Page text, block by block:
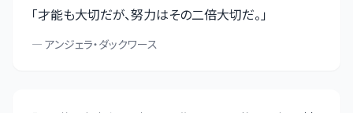
「才能も大切だが、努力はその二倍大切だ。」
— アンジェラ・ダックワース